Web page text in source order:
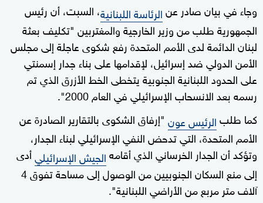
وجاء في بيان صادر عنالرئاسة اللبنانية، السبت، أن رئيس
الجمهورية طلب من وزير الخارجية والمغتربين "تكليف بعثة
لبنان الدائمة لدى الأمم المتحدة رفع شكوى عاجلة إلى مجلس
الأمن الدولي ضد إسرائيل، لإقدامها على بناء جدار إسمنتي
على الحدود اللبنانية الجنوبية يتخطى الخط الأزرق الذي تم
رسمه بعد الانسحاب الإسرائيلي في العام 2000".
كما طلبالرئيس عون "إرفاق الشكوى بالتقارير الصادرة عن
الأمم المتحدة، التي تدحض النفي الإسرائيلي لبناء الجدار،
وتؤكد أن الجدار الخرساني الذي أقامهالجيش الإسرائيليأدى
إلى منع السكان الجنوبيين من الوصول إلى مساحة تفوق 4
آلاف متر مربع من الأراضي اللبنانية".